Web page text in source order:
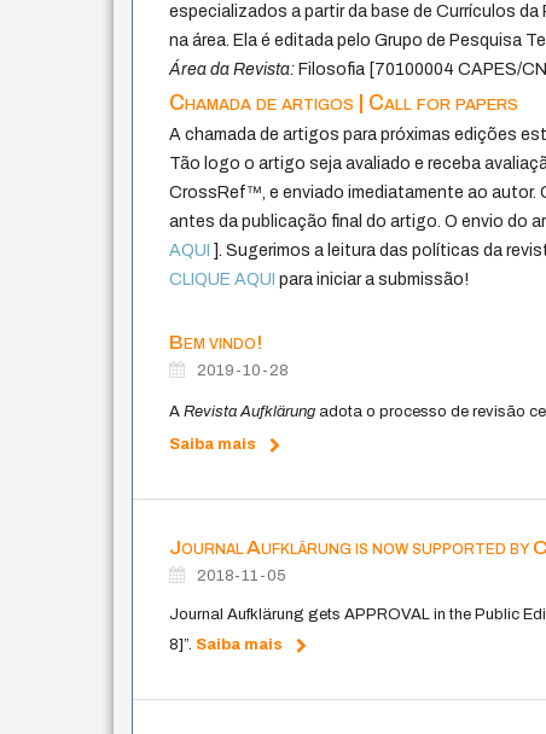
especializados a partir da base de Currículos
na área. Ela é editada pelo Grupo de Pesquisa
Área da Revista: Filosofia [70100004 CAPES/
Chamada de artigos | Call for papers
A chamada de artigos para próximas edições
Tão logo o artigo seja avaliado e receba
CrossRef™, e enviado imediatamente ao autor.
antes da publicação final do artigo. O envio do
AQUI
]. Sugerimos a leitura das políticas da
CLIQUE AQUI para iniciar a submissão!
Bem vindo!
2019-10-28
ARevista Aufklärung adota o processo de revisão
Saiba mais
Journal Aufklärung is now supported by
2018-11-05
Journal Aufklärung gets APPROVAL in the Public
8]”. Saiba mais